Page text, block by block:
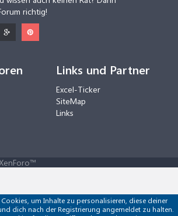
richtig!
Links und Partner
Excel-Ticker
SiteMap
Links
Cookies, um Inhalte zu personalisieren, diese deiner
dich nach der Registrierung angemeldet zu halten.